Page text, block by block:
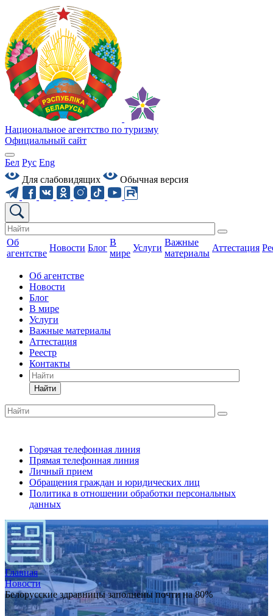
Национальное агентство по туризму
Официальный сайт
Бел Рус Eng
Для слабовидящих
Обычная версия
Об
агентстве
Новости Блог
В
мире
Услуги
Важные
материалы
Аттестация
Об агентстве
Новости
Блог
В мире
Услуги
Важные материалы
Аттестация
Реестр
Контакты
Найти
Горячая телефонная линия
Прямая телефонная линия
Личный прием
Обращения граждан и юридических лиц
Политика в отношении обработки персональных
данных
Главная
Новости
Белорусские здравницы заполнены почти на 80%